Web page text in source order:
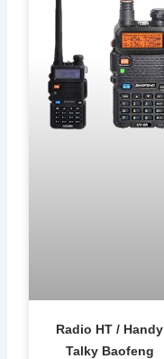
Radio HT / Handy
Talky Baofeng